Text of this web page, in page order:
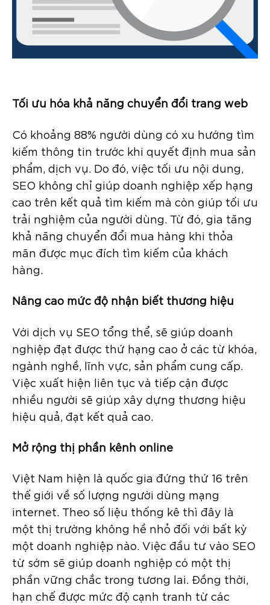
Tối ưu hóa khả năng chuyển đổi trang web
Có khoảng 88% người dùng có xu hướng tìm
kiếm thông tin trước khi quyết định mua sản
phẩm, dịch vụ. Do đó, việc tối ưu nội dung,
SEO không chỉ giúp doanh nghiệp xếp hạng
cao trên kết quả tìm kiếm mà còn giúp tối ưu
trải nghiệm của người dùng. Từ đó, gia tăng
khả năng chuyển đổi mua hàng khi thỏa
mãn được mục đích tìm kiếm của khách
hàng.
Nâng cao mức độ nhận biết thương hiệu
Với dịch vụ SEO tổng thể, sẽ giúp doanh
nghiệp đạt được thứ hạng cao ở các từ khóa,
ngành nghề, lĩnh vực, sản phẩm cung cấp.
Việc xuất hiện liên tục và tiếp cận được
nhiều người sẽ giúp xây dựng thương hiệu
hiệu quả, đạt kết quả cao.
Mở rộng thị phần kênh online
Việt Nam hiện là quốc gia đứng thứ 16 trên
thế giới về số lượng người dùng mạng
internet. Theo số liệu thống kê thì đây là
một thị trường không hề nhỏ đối với bất kỳ
một doanh nghiệp nào. Việc đầu tư vào SEO
từ sớm sẽ giúp doanh nghiệp có một thị
phần vững chắc trong tương lai. Đồng thời,
hạn chế được mức độ cạnh tranh từ các